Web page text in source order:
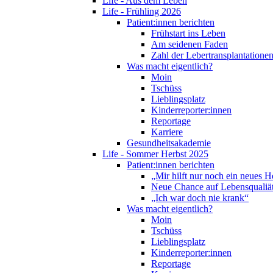
Life - Frühling 2026
Patient:innen berichten
Frühstart ins Leben
Am seidenen Faden
Zahl der
Was macht eigentlich?
Moin
Tschüss
Lieblingsplatz
Kinderreporter:innen
Reportage
Karriere
Gesundheitsakademie
Life - Sommer Herbst 2025
Patient:innen berichten
„Mir hilft nur noch ein neues
Neue Chance auf
„Ich war doch nie krank“
Was macht eigentlich?
Moin
Tschüss
Lieblingsplatz
Kinderreporter:innen
Reportage